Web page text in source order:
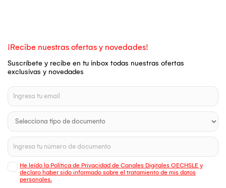
¡Recibe nuestras ofertas y novedades!
Suscríbete y recibe en tu inbox todas nuestras ofertas
exclusivas y novedades
He leído la Política de Privacidad de Canales Digitales OECHSLE y
declaro haber sido informado sobre el tratamiento de mis datos
personales.